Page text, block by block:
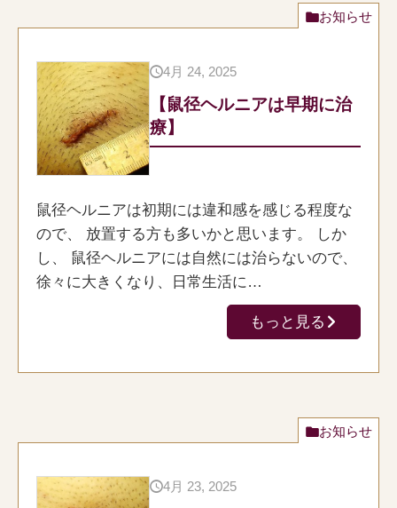
お知らせ
4月 24, 2025
【鼠径ヘルニアは早期に治
療】
鼠径ヘルニアは初期には違和感を感じる程度な
ので、 放置する方も多いかと思います。 しか
し、 鼠径ヘルニアには自然には治らないので、
徐々に大きくなり、日常生活に…
もっと見る
お知らせ
4月 23, 2025